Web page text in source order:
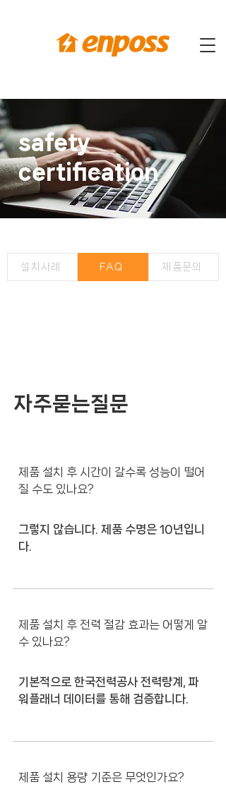
safety
certification
설치사례 FAQ 제품문의
자주묻는질문
제품 설치 후 시간이 갈수록 성능이 떨어
질 수도 있나요?
그렇지 않습니다. 제품 수명은 10년입니
다.
제품 설치 후 전력 절감 효과는 어떻게 알
수 있나요?
기본적으로 한국전력공사 전력량계, 파
워플래너 데이터를 통해 검증합니다.
제품 설치 용량 기준은 무엇인가요?